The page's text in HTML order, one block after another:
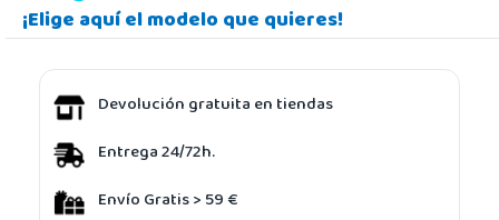
¡Elige aquí el modelo que quieres!
Devolución gratuita en tiendas
Entrega 24/72h.
Envío Gratis > 59 €